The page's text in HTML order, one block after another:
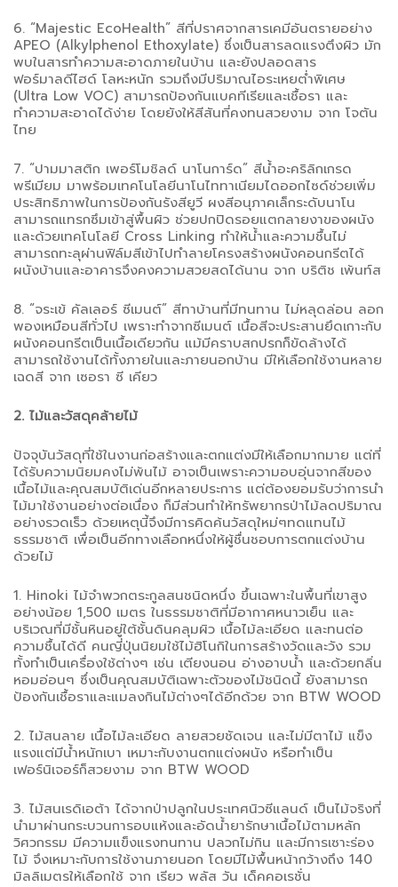
6. “Majestic EcoHealth” สีที่ปราศจากสารเคมีอันตรายอย่าง
APEO (Alkylphenol Ethoxylate) ซึ่งเป็นสารลดแรงตึงผิว มัก
พบในสารทำความสะอาดภายในบ้าน และยังปลอดสาร
ฟอร์มาลดีไฮด์ โลหะหนัก รวมถึงมีปริมาณไอระเหยต่ำพิเศษ
(Ultra Low VOC) สามารถป้องกันแบคทีเรียและเชื้อรา และ
ทำความสะอาดได้ง่าย โดยยังให้สีสันที่คงทนสวยงาม จาก โจตัน
ไทย
7. “ปามมาสติก เพอร์โมชิลด์ นาโนการ์ด” สีน้ำอะคริลิกเกรด
พรีเมียม มาพร้อมเทคโนโลยีนาโนไททาเนียมไดออกไซด์ช่วยเพิ่ม
ประสิทธิภาพในการป้องกันรังสียูวี ผงสีอนุภาคเล็กระดับนาโน
สามารถแทรกซึมเข้าสู่พื้นผิว ช่วยปกปิดรอยแตกลายงาของผนัง
และด้วยเทคโนโลยี Cross Linking ทำให้น้ำและความชื้นไม่
สามารถทะลุผ่านฟิล์มสีเข้าไปทำลายโครงสร้างผนังคอนกรีตได้
ผนังบ้านและอาคารจึงคงความสวยสดได้นาน จาก บริติช เพ้นท์ส
8. “จระเข้ คัลเลอร์ ซีเมนต์” สีทาบ้านที่มีทนทาน ไม่หลุดล่อน ลอก
พองเหมือนสีทั่วไป เพราะทำจากซีเมนต์ เนื้อสีจะประสานยึดเกาะกับ
ผนังคอนกรีตเป็นเนื้อเดียวกัน แม้มีคราบสกปรกก็ขัดล้างได้
สามารถใช้งานได้ทั้งภายในและภายนอกบ้าน มีให้เลือกใช้งานหลาย
เฉดสี จาก เซอรา ซี เคียว
2. ไม้และวัสดุคล้ายไม้
ปัจจุบันวัสดุที่ใช้ในงานก่อสร้างและตกแต่งมีให้เลือกมากมาย แต่ที่
ได้รับความนิยมคงไม่พ้นไม้ อาจเป็นเพราะความอบอุ่นจากสีของ
เนื้อไม้และคุณสมบัติเด่นอีกหลายประการ แต่ต้องยอมรับว่าการนำ
ไม้มาใช้งานอย่างต่อเนื่อง ก็มีส่วนทำให้ทรัพยากรป่าไม้ลดปริมาณ
อย่างรวดเร็ว ด้วยเหตุนี้จึงมีการคิดค้นวัสดุใหม่ๆทดแทนไม้
ธรรมชาติ เพื่อเป็นอีกทางเลือกหนึ่งให้ผู้ชื่นชอบการตกแต่งบ้าน
ด้วยไม้
1. Hinoki ไม้จำพวกตระกูลสนชนิดหนึ่ง ขึ้นเฉพาะในพื้นที่เขาสูง
อย่างน้อย 1,500 เมตร ในธรรมชาติที่มีอากาศหนาวเย็น และ
บริเวณที่มีชั้นหินอยู่ใต้ชั้นดินคลุมผิว เนื้อไม้ละเอียด และทนต่อ
ความชื้นได้ดี คนญี่ปุ่นนิยมใช้ไม้ฮิโนกิในการสร้างวัดและวัง รวม
ทั้งทำเป็นเครื่องใช้ต่างๆ เช่น เตียงนอน อ่างอาบน้ำ และด้วยกลิ่น
หอมอ่อนๆ ซึ่งเป็นคุณสมบัติเฉพาะตัวของไม้ชนิดนี้ ยังสามารถ
ป้องกันเชื้อราและแมลงกินไม้ต่างๆได้อีกด้วย จาก BTW WOOD
2. ไม้สนลาย เนื้อไม้ละเอียด ลายสวยชัดเจน และไม่มีตาไม้ แข็ง
แรงแต่มีน้ำหนักเบา เหมาะกับงานตกแต่งผนัง หรือทำเป็น
เฟอร์นิเจอร์ก็สวยงาม จาก BTW WOOD
3. ไม้สนเรดิเอต้า ได้จากป่าปลูกในประเทศนิวซีแลนด์ เป็นไม้จริงที่
นำมาผ่านกระบวนการอบแห้งและอัดน้ำยารักษาเนื้อไม้ตามหลัก
วิศวกรรม มีความแข็งแรงทนทาน ปลวกไม่กิน และมีการเซาะร่อง
ไม้ จึงเหมาะกับการใช้งานภายนอก โดยมีไม้พื้นหน้ากว้างถึง 140
มิลลิเมตรให้เลือกใช้ จาก เรียว พลัส วัน เด็คคอเรชั่น